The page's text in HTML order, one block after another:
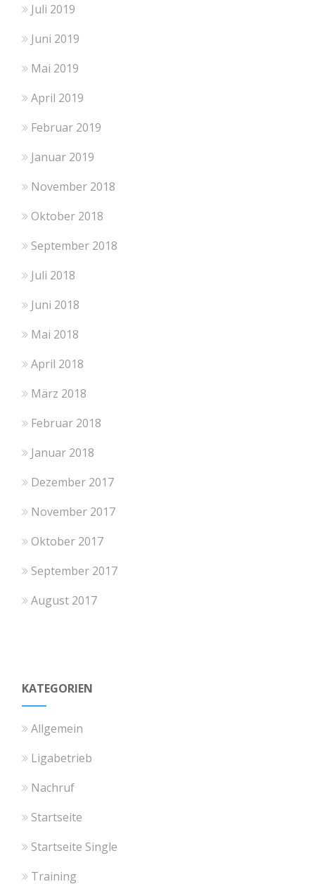
Juli 2019
Juni 2019
Mai 2019
April 2019
Februar 2019
Januar 2019
November 2018
Oktober 2018
September 2018
Juli 2018
Juni 2018
Mai 2018
April 2018
März 2018
Februar 2018
Januar 2018
Dezember 2017
November 2017
Oktober 2017
September 2017
August 2017
KATEGORIEN
Allgemein
Ligabetrieb
Nachruf
Startseite
Startseite Single
Training